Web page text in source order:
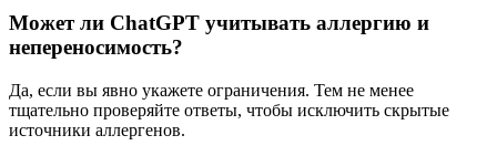
Может ли ChatGPT учитывать аллергию и
непереносимость?
Да, если вы явно укажете ограничения. Тем не менее
тщательно проверяйте ответы, чтобы исключить скрытые
источники аллергенов.